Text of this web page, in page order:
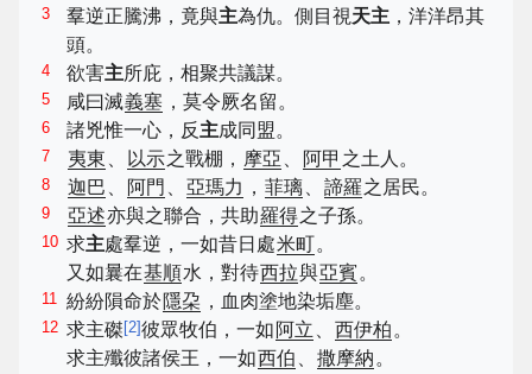
3 羣逆正騰沸，竟與主為仇。側目視天主 ，洋洋昂其
頭。
4 欲害主所庇，相聚共議謀。
5 咸曰滅義塞 ，莫令厥名留。
6 諸兇惟一心，反主成同盟。
7 夷東 、 以示之戰棚， 摩亞 、 阿甲 之土人。
8 迦巴 、 阿門 、 亞瑪力 ， 菲璃、 諦羅之居民。
9 亞述亦與之聯合，共助羅得之子孫。
10 求主處羣逆，一如昔日處米町。
又如曩在基順水，對待西拉與亞賓。
11 紛紛隕命於隱朶 ，血肉塗地染垢塵。
12 求主磔 [2]彼眾牧伯，一如 阿立 、 西伊柏。
求主殲彼諸侯王，一如西伯 、 撒摩納。